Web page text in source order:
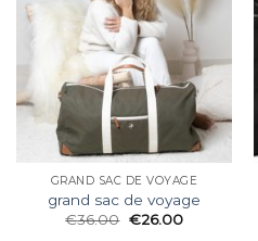
GRAND SAC DE VOYAGE
grand sac de voyage
€36.00 €26.00